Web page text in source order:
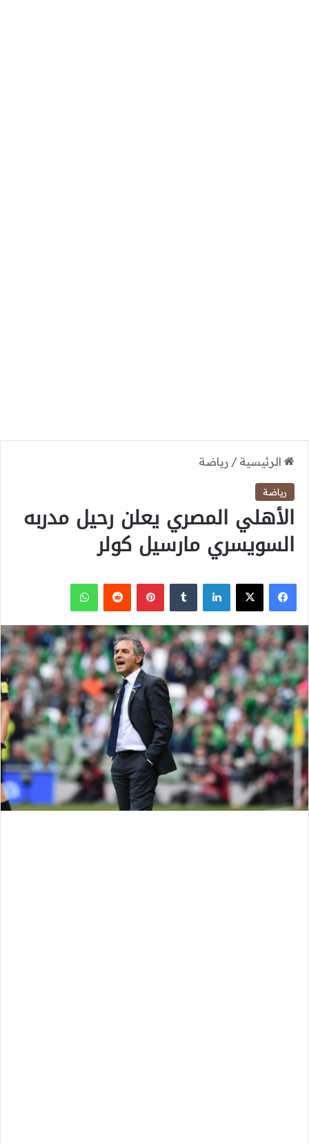
الرئيسية / رياضة
رياضة
الأهلي المصري يعلن رحيل مدربه
السويسري مارسيل كولر
فيسبوك
‫X لينكدإن بينتيريست واتساب